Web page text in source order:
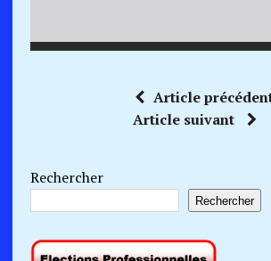
Article
Article suivant
Rechercher
Rechercher